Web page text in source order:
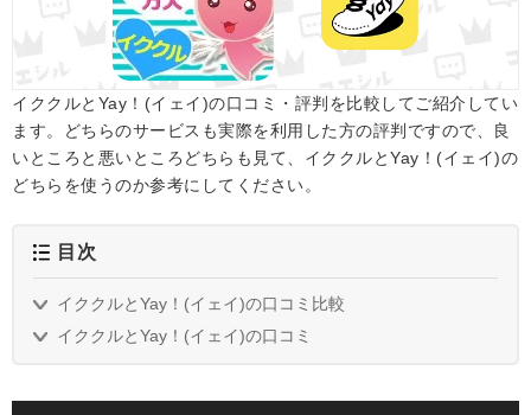
イククルとYay！(イェイ)の口コミ・評判を比較してご紹介してい
ます。どちらのサービスも実際を利用した方の評判ですので、良
いところと悪いところどちらも見て、イククルとYay！(イェイ)の
どちらを使うのか参考にしてください。
目次
イククルとYay！(イェイ)の口コミ比較
イククルとYay！(イェイ)の口コミ